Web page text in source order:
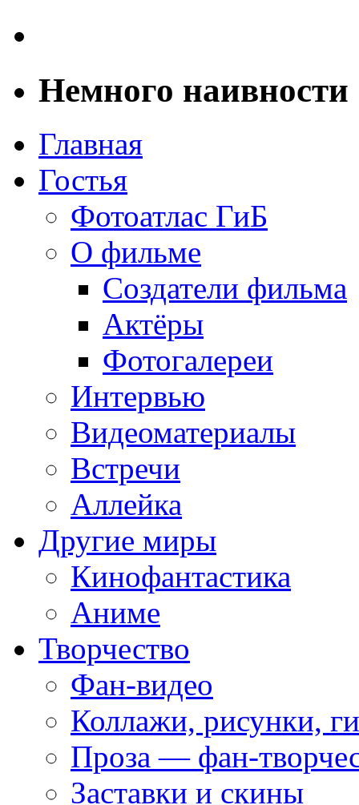
Немного наивности
Главная
Гостья
Фотоатлас ГиБ
О фильме
Создатели фильма
Актёры
Фотогалереи
Интервью
Видеоматериалы
Встречи
Аллейка
Другие миры
Кинофантастика
Аниме
Творчество
Фан-видео
Коллажи, рисунки,
Проза — фан-
Заставки и скины